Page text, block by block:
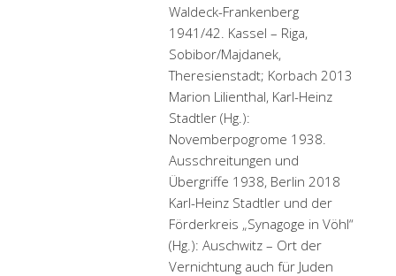
Waldeck-Frankenberg
1941/42. Kassel – Riga,
Sobibor/Majdanek,
Theresienstadt; Korbach 2013
Marion Lilienthal, Karl-Heinz
Stadtler (Hg.):
Novemberpogrome 1938.
Ausschreitungen und
Übergriffe 1938, Berlin 2018
Karl-Heinz Stadtler und der
Förderkreis „Synagoge in Vöhl“
(Hg.): Auschwitz – Ort der
Vernichtung auch für Juden